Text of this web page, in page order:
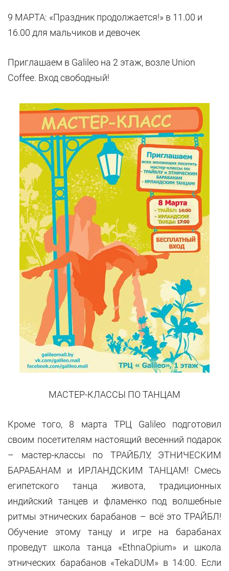
9 МАРТА: «Праздник продолжается!» в 11.00 и
16.00 для мальчиков и девочек
Приглашаем в Galileo на 2 этаж, возле Union
Coffee. Вход свободный!
МАСТЕР-КЛАССЫ ПО ТАНЦАМ
Кроме того, 8 марта ТРЦ Galileo подготовил
своим посетителям настоящий весенний подарок
– мастер-классы по ТРАЙБЛУ, ЭТНИЧЕСКИМ
БАРАБАНАМ и ИРЛАНДСКИМ ТАНЦАМ! Смесь
египетского танца живота, традиционных
индийский танцев и фламенко под волшебные
ритмы этнических барабанов – всё это ТРАЙБЛ!
Обучение этому танцу и игре на барабанах
проведут школа танца «EthnaOpium» и школа
этнических барабанов «TekaDUM» в 14:00. Если